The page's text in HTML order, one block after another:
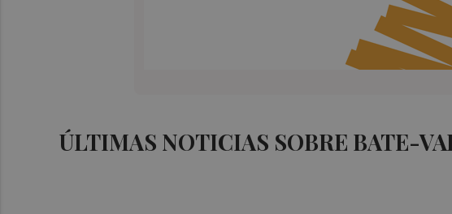
ÚLTIMAS NOTICIAS SOBRE BATE-